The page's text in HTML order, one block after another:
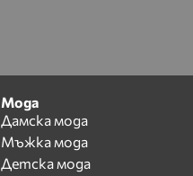
Мода
Дамска мода
Мъжка мода
Детска мода